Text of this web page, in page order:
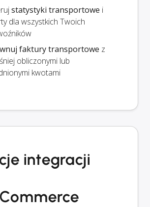
statystyki transportowe i
dla wszystkich Twoich
faktury transportowe z
obliczonymi lub
kwotami
integracji